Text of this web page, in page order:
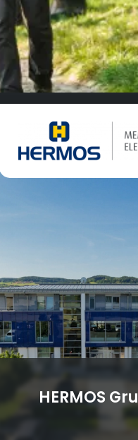
HERMOS